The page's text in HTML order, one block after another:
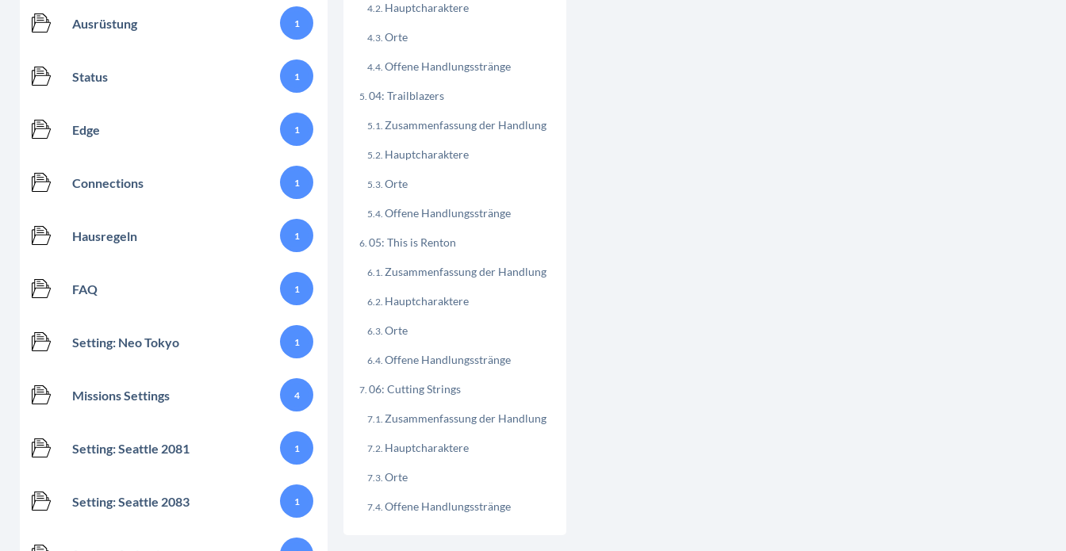
Ausrüstung 1
Status 1
Edge 1
Connections 1
Hausregeln 1
FAQ 1
Setting: Neo Tokyo 1
Missions Settings 4
Setting: Seattle 2081 1
Setting: Seattle 2083 1
Hauptcharaktere
Orte
Offene Handlungsstränge
04: Trailblazers
Zusammenfassung der Handlung
Hauptcharaktere
Orte
Offene Handlungsstränge
05: This is Renton
Zusammenfassung der Handlung
Hauptcharaktere
Orte
Offene Handlungsstränge
06: Cutting Strings
Zusammenfassung der Handlung
Hauptcharaktere
Orte
Offene Handlungsstränge